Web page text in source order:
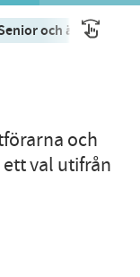
och äldre
och
ett val utifrån